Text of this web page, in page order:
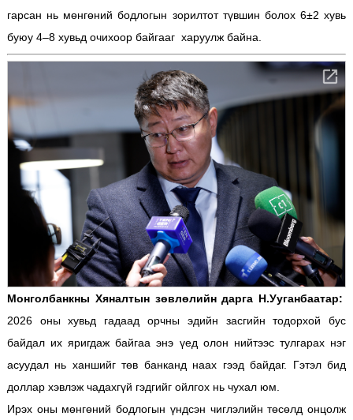
гарсан нь мөнгөний бодлогын зорилтот түвшин болох 6±2 хувь
буюу 4–8 хувьд очихоор байгааг харуулж байна.
Монголбанкны Хяналтын зөвлөлийн дарга Н.Ууганбаатар:
2026 оны хувьд гадаад орчны эдийн засгийн тодорхой бус
байдал их яригдаж байгаа энэ үед олон нийтээс тулгарах нэг
асуудал нь ханшийг төв банканд наах гээд байдаг. Гэтэл бид
доллар хэвлэж чадахгүй гэдгийг ойлгох нь чухал юм.
Ирэх оны мөнгөний бодлогын үндсэн чиглэлийн төсөлд онцолж